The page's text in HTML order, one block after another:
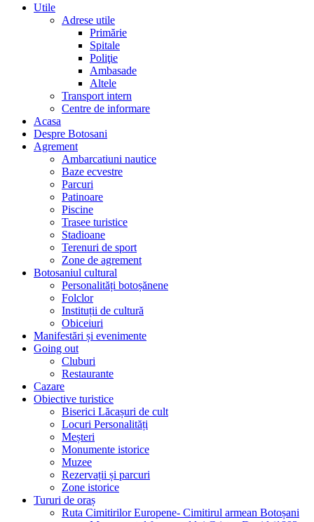
Utile
Adrese utile
Primărie
Spitale
Poliţie
Ambasade
Altele
Transport intern
Centre de informare
Acasa
Despre Botosani
Agrement
Ambarcatiuni nautice
Baze ecvestre
Parcuri
Patinoare
Piscine
Trasee turistice
Stadioane
Terenuri de sport
Zone de agrement
Botosaniul cultural
Personalități botoșănene
Folclor
Instituții de cultură
Obiceiuri
Manifestări și evenimente
Going out
Cluburi
Restaurante
Cazare
Obiective turistice
Biserici Lăcașuri de cult
Locuri Personalități
Meșteri
Monumente istorice
Muzee
Rezervații și parcuri
Zone istorice
Tururi de oraș
Ruta Cimitirilor Europene- Cimitirul armean Botoșani